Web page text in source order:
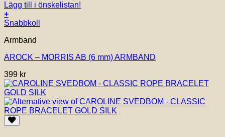
Lägg till i önskelistan!
+
Snabbkoll
Armband
AROCK – MORRIS AB (6 mm) ARMBAND
399 kr